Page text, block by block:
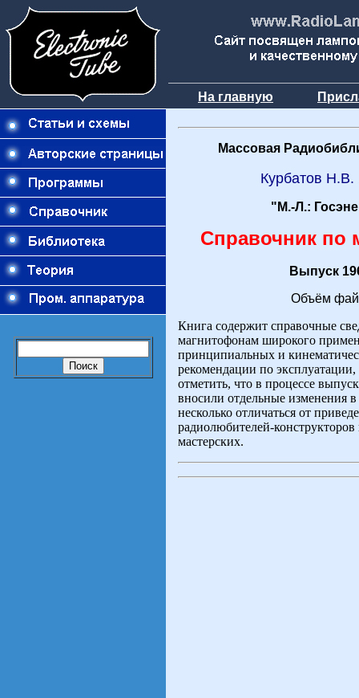
На главную
Массовая
Курбатов Н.В.
"М.-Л.:
Справочник по
Выпуск
Объём
Книга содержит справочные
магнитофонам широкого
принципиальных и
рекомендации по
отметить, что в процессе
вносили отдельные изменения
несколько отличаться от
радиолюбителей-
мастерских.